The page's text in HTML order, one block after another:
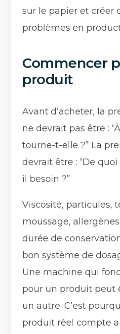
sur le papier et créer
problèmes en
Commencer
produit
Avant d’acheter, la
ne devrait pas être :
tourne-t-elle ?” La
devrait être : “De
il besoin ?”
Viscosité, particules,
moussage,
durée de
bon système de
Une machine qui
pour un produit peut
un autre. C’est
produit réel compte